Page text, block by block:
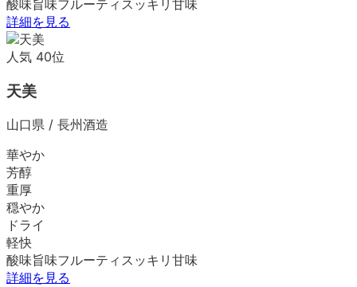
酸味旨味フルーティ スッキリ 甘味
詳細を見る
人気 40位
天美
山口県 / 長州酒造
華やか
芳醇
重厚
穏やか
ドライ
軽快
酸味旨味フルーティ スッキリ 甘味
詳細を見る